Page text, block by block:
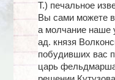
Т.) печальное
Вы сами можете
а молчание наше
ад. князя
побудивших вас
царь